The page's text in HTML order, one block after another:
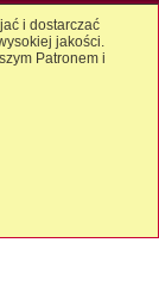
i dostarczać
jakości.
Patronem i